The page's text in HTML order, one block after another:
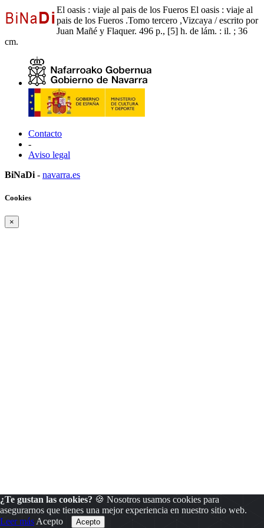
El oasis : viaje al pais de los Fueros El oasis : viaje al
pais de los Fueros .Tomo tercero ,Vizcaya / escrito por
Juan Mañé y Flaquer. 496 p., [5] h. de lám. : il. ; 36
cm.
Contacto
-
Aviso legal
BiNaDi - navarra.es
¿Te gustan las cookies? 🍪 Nosotros usamos cookies para
asegurarnos que tienes una mejor experiencia en nuestro sitio web.
Leer más Acepto
Cookies
×